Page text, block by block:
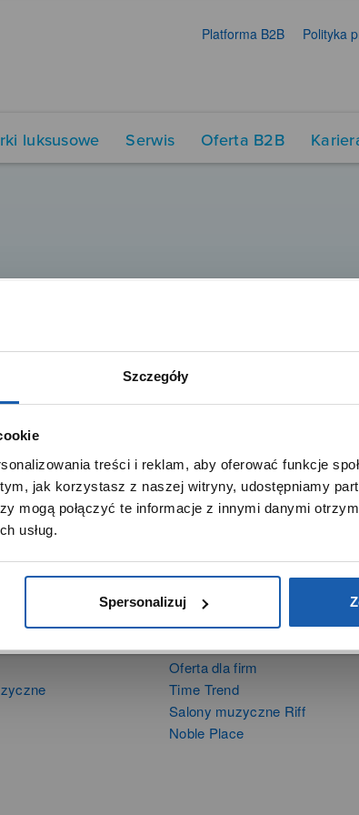
Szczegóły
treści i reklam, aby oferować funkcje
jak korzystasz z naszej witryny, udostępniamy
mogą połączyć te informacje z innymi danymi
usług.
Spersonalizuj
Platforma B2B Polityka
luksusowe Serwis Oferta B2B
Oferta dla firm
Time Trend
Salony muzyczne Riff
Noble Place
SZANOWNA UŻYTKOWNICZKO
plików cookie w celach analitycznych, statystycznych
w tym aby analizować ruch w tej witrynie,
jej działanie oraz zapamiętywać Twoje preferencje.
DOWIEDZ SIĘ WIĘCEJ PRZEJDŹ DO SERWISU